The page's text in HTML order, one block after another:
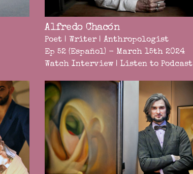
Alfredo Chacón
Poet | Writer | Anthropologist
Ep 52 (Español) - March 15th 2024
Watch Interview | Listen to Podcast